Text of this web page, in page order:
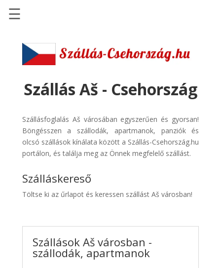
Szállások
Szállásinfo.eu
Autóbérlés
Discover
Transzfer
☰
Szállás Aš - Csehország
Szállásfoglalás Aš városában egyszerűen és gyorsan!
Böngésszen a szállodák, apartmanok, panziók és
olcsó szállások kínálata között a Szállás-Csehország.hu
portálon, és találja meg az Önnek megfelelő szállást.
Szálláskereső
Töltse ki az űrlapot és keressen szállást Aš városban!
Szállások Aš városban -
szállodák, apartmanok